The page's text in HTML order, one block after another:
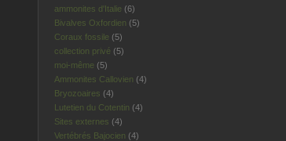
ammonites d'Italie (6)
Bivalves Oxfordien (5)
Coraux fossile (5)
collection privé (5)
moi-même (5)
Ammonites Callovien (4)
Bryozoaires (4)
Lutetien du Cotentin (4)
Sites externes (4)
Vertébrés Bajocien (4)